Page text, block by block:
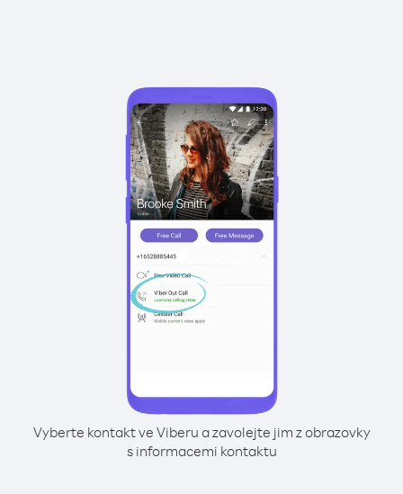
Vyberte kontakt ve Viberu a zavolejte jim z obrazovky
s informacemi kontaktu